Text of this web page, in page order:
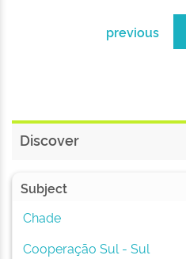
previous
Discover
Subject
Chade
Cooperação Sul - Sul